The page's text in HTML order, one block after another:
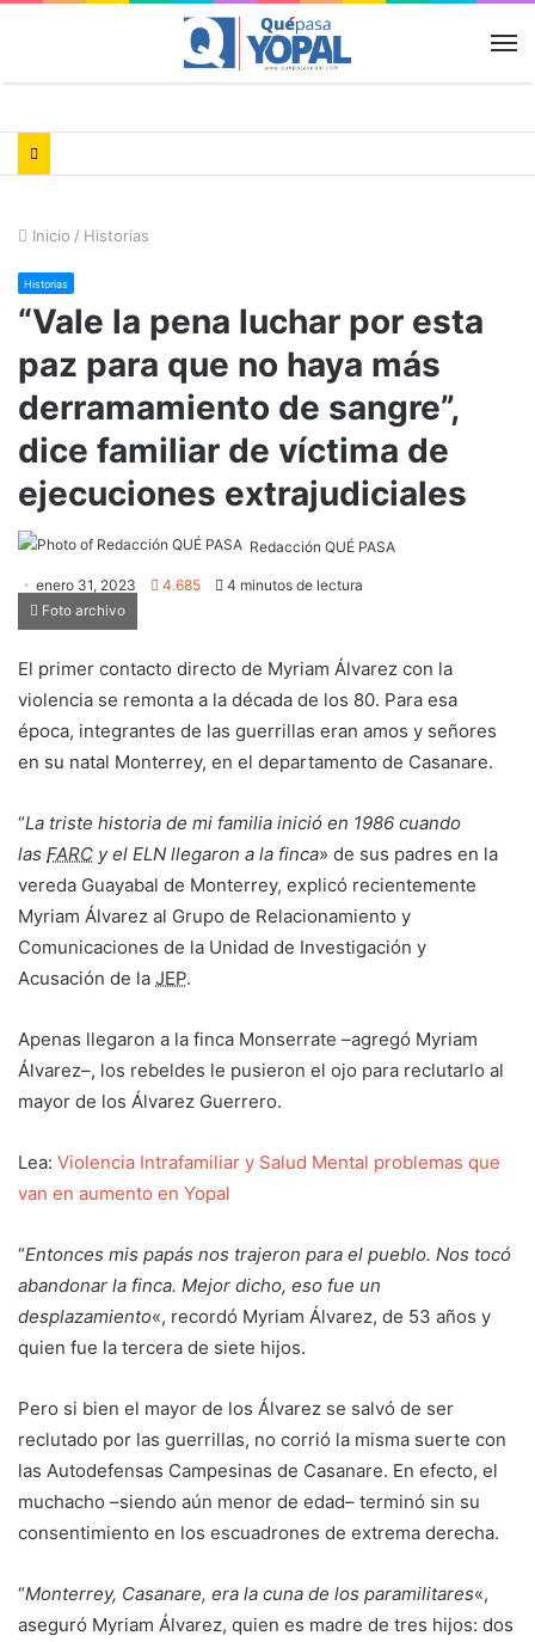
Inicio / Historias
Historias
​​​“Vale la pena luchar por esta
paz para que no haya más
derramamiento de sangre”,
dice familiar de víctima de
ejecuciones extrajudiciales
Redacción QUÉ PASA
enero 31, 2023 4.685 4 minutos de lectura
Foto archivo
El primer contacto directo de Myriam Álvarez con la
violencia se remonta a la década de los 80. Para esa
época, integrantes de las guerrillas eran amos y señores
en su natal Monterrey, en el departamento de Casanare.
“La triste historia de mi familia inició en 1986 cuando
las FARC y el ELN llegaron a la finca» de sus padres en la
vereda Guayabal de Monterrey, explicó recientemente
Myriam Álvarez al Grupo de Relacionamiento y
Comunicaciones de la Unidad de Investigación y
Acusación de la JEP.
Apenas llegaron a la finca Monserrate –agregó Myriam
Álvarez–, los rebeldes le pusieron el ojo para reclutarlo al
mayor de los Álvarez Guerrero.
Lea: Violencia Intrafamiliar y Salud Mental problemas que
van en aumento en Yopal
“Entonces mis papás nos trajeron para el pueblo. Nos tocó
abandonar la finca. Mejor dicho, eso fue un
desplazamiento«, recordó Myriam Álvarez, de 53 años y
quien fue la tercera de siete hijos.
Pero si bien el mayor de los Álvarez se salvó de ser
reclutado por las guerrillas, no corrió la misma suerte con
las Autodefensas Campesinas de Casanare. En efecto, el
muchacho –siendo aún menor de edad– terminó sin su
consentimiento en los escuadrones de extrema derecha.
“Monterrey, Casanare, era la cuna de los paramilitares«,
aseguró Myriam Álvarez, quien es madre de tres hijos: dos